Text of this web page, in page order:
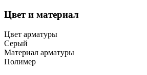
Цвет и материал
Цвет арматуры
Серый
Материал арматуры
Полимер